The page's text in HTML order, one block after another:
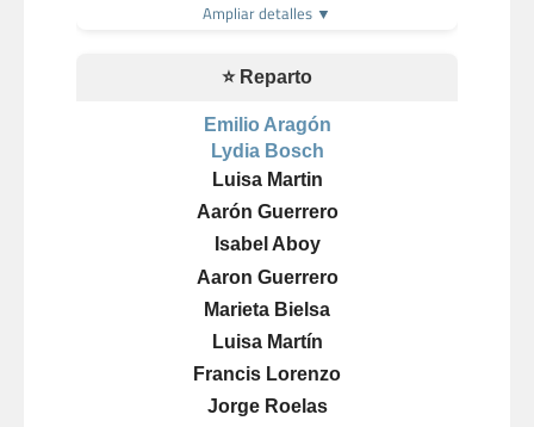
Ampliar detalles ▼
⭐ Reparto
Emilio Aragón
Lydia Bosch
Luisa Martin
Aarón Guerrero
Isabel Aboy
Aaron Guerrero
Marieta Bielsa
Luisa Martín
Francis Lorenzo
Jorge Roelas